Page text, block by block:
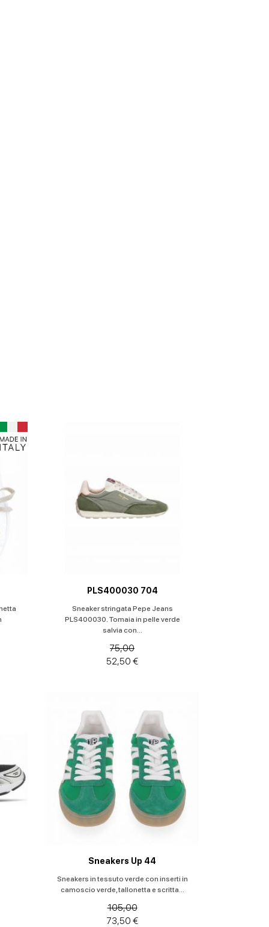
PLS400030 704
Sneaker stringata Pepe Jeans
PLS400030. Tomaia in pelle verde
salvia con...
75,00
52,50 €
Sneakers Up 44
Sneakers in tessuto verde con inserti in
camoscio verde, tallonetta e scritta...
105,00
73,50 €